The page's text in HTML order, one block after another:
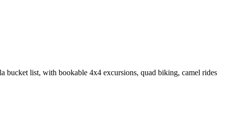
list, with bookable 4x4 excursions, quad biking, camel rides